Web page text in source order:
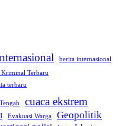
berita internasional
Kriminal Terbaru
terbaru
cuaca ekstrem
Evakuasi Warga Geopolitik